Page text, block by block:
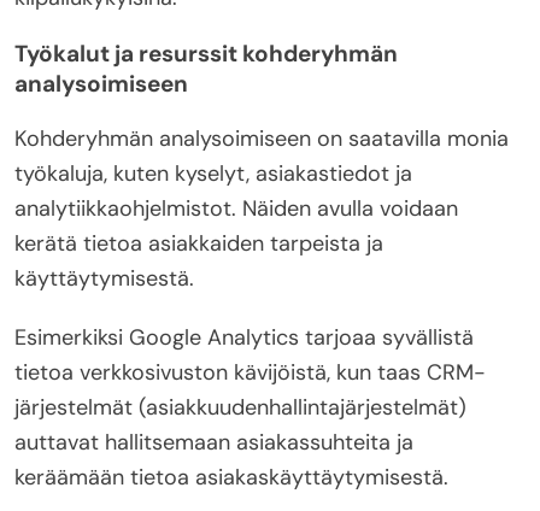
Työkalut ja resurssit kohderyhmän
analysoimiseen
Kohderyhmän analysoimiseen on saatavilla monia
työkaluja, kuten kyselyt, asiakastiedot ja
analytiikkaohjelmistot. Näiden avulla voidaan
kerätä tietoa asiakkaiden tarpeista ja
käyttäytymisestä.
Esimerkiksi Google Analytics tarjoaa syvällistä
tietoa verkkosivuston kävijöistä, kun taas CRM-
järjestelmät (asiakkuudenhallintajärjestelmät)
auttavat hallitsemaan asiakassuhteita ja
keräämään tietoa asiakaskäyttäytymisestä.